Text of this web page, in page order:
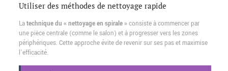
Utiliser des méthodes de nettoyage rapide
Latechnique du « nettoyage en spirale »consiste à commencer par
une pièce centrale (comme le salon) et à progresser vers les zones
périphériques. Cette approche évite de revenir sur ses pas et maximise
l’efficacité.